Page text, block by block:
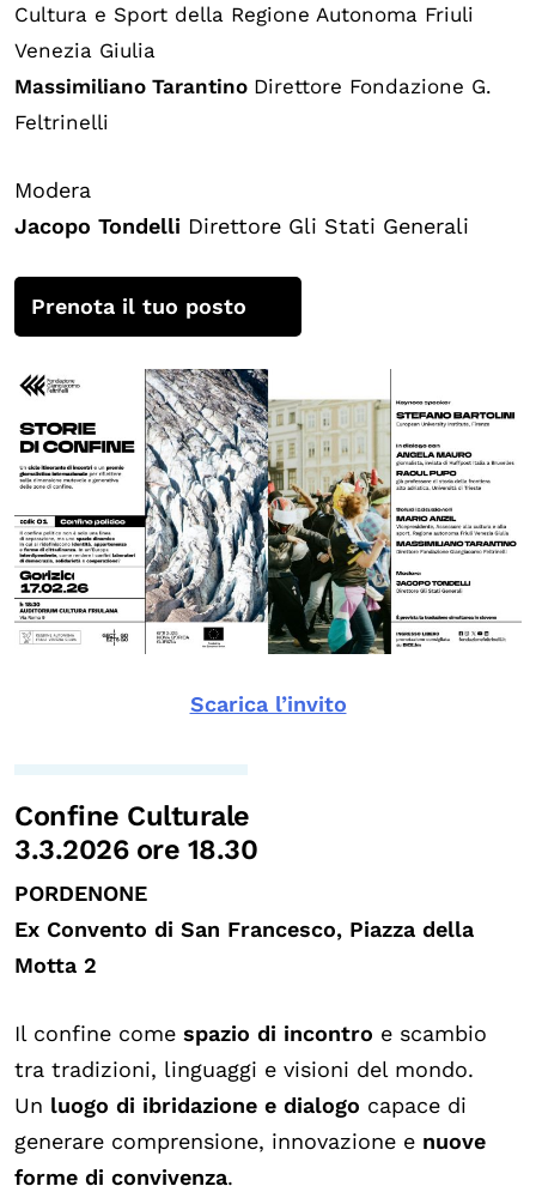
Cultura e Sport della Regione Autonoma Friuli
Venezia Giulia
Massimiliano Tarantino Direttore Fondazione G.
Feltrinelli
Modera
Jacopo Tondelli Direttore Gli Stati Generali
Prenota il tuo posto
Scarica l’invito
Confine Culturale
3.3.2026 ore 18.30
PORDENONE
Ex Convento di San Francesco, Piazza della
Motta 2
Il confine come spazio di incontro e scambio
tra tradizioni, linguaggi e visioni del mondo.
Un luogo di ibridazione e dialogo capace di
generare comprensione, innovazione e nuove
forme di convivenza.